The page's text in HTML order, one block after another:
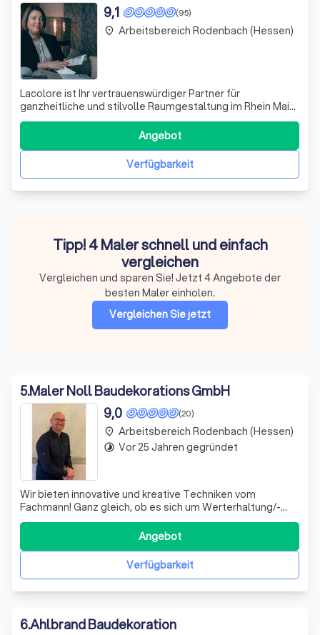
(95)
9,1
Lacolore ist Ihr vertrauenswürdiger Partner für
ganzheitliche und stilvolle Raumgestaltung im Rhein Main
Gebiet. Als Spezialisten für meisterhafte Malerarbeiten,
umfassende Renovierungen und Sanierungen,
Raumausstattung, Badsanierung und innovative
Gebäudetechnik, gestalten und renovieren wir Ihre R
Verfügbarkeit
Angebot
place Arbeitsbereich Rodenbach (Hessen)
Tipp! 4 Maler schnell und einfach
vergleichen
Vergleichen und sparen Sie! Jetzt 4 Angebote der
besten Maler einholen.
Vergleichen Sie jetzt
5.Maler Noll Baudekorations GmbH
(20)
9,0
Wir bieten innovative und kreative Techniken vom
Fachmann! Ganz gleich, ob es sich um Werterhaltung/-
steigerung, Verschönerung oder Veränderung handelt, wir
bieten unseren Kunden gezielte Lösungsvorschläge und
kompetente Beratung.
Verfügbarkeit
Angebot
place Arbeitsbereich Rodenbach (Hessen)
timelapse Vor 25 Jahren gegründet
6.Ahlbrand Baudekoration